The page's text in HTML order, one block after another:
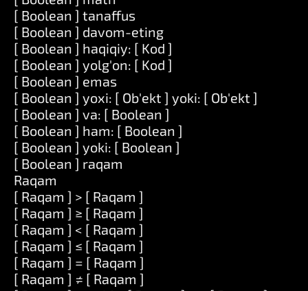
[ Boolean ] tanaffus
[ Boolean ] davom-eting
[ Boolean ] haqiqiy: [ Kod ]
[ Boolean ] yolg'on: [ Kod ]
[ Boolean ] emas
[ Boolean ] yoxi: [ Ob'ekt ] yoki: [ Ob'ekt ]
[ Boolean ] va: [ Boolean ]
[ Boolean ] ham: [ Boolean ]
[ Boolean ] yoki: [ Boolean ]
[ Boolean ] raqam
Raqam
[ Raqam ] > [ Raqam ]
[ Raqam ] ≥ [ Raqam ]
[ Raqam ] < [ Raqam ]
[ Raqam ] ≤ [ Raqam ]
[ Raqam ] = [ Raqam ]
[ Raqam ] ≠ [ Raqam ]